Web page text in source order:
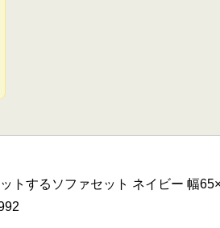
トするソファセット ネイビー 幅